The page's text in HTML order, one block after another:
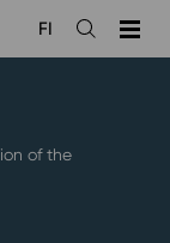
Open
FI
of the